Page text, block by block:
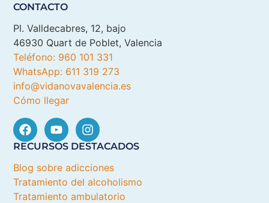
CONTACTO
Pl. Valldecabres, 12, bajo
46930 Quart de Poblet, Valencia
Teléfono: 960 101 331
WhatsApp: 611 319 273
info@vidanovavalencia.es
Cómo llegar
RECURSOS DESTACADOS
Blog sobre adicciones
Tratamiento del alcoholismo
Tratamiento ambulatorio